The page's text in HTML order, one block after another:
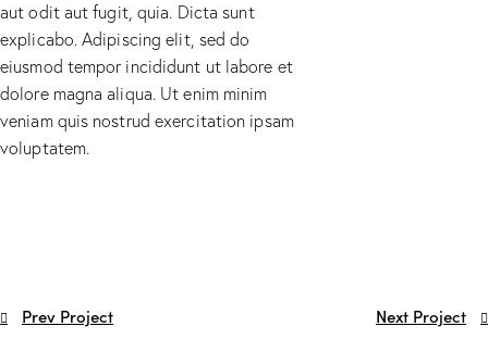
aut odit aut fugit, quia. Dicta sunt
explicabo. Adipiscing elit, sed do
eiusmod tempor incididunt ut labore et
dolore magna aliqua. Ut enim minim
veniam quis nostrud exercitation ipsam
voluptatem.
Prev Project Next Project